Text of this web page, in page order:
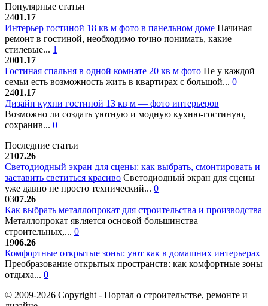
Популярные статьи
2401.17
Интерьер гостиной 18 кв м фото в панельном доме Начиная
ремонт в гостиной, необходимо точно понимать, какие
стилевые... 1
2001.17
Гостиная спальня в одной комнате 20 кв м фото Не у каждой
семьи есть возможность жить в квартирах с большой... 0
2401.17
Дизайн кухни гостиной 13 кв м — фото интерьеров
Возможно ли создать уютную и модную кухню-гостиную,
сохранив... 0
Последние статьи
2107.26
Светодиодный экран для сцены: как выбрать, смонтировать и
заставить светиться красиво Светодиодный экран для сцены
уже давно не просто технический... 0
0307.26
Как выбрать металлопрокат для строительства и производства
Металлопрокат является основой большинства
строительных,... 0
1906.26
Комфортные открытые зоны: уют как в домашних интерьерах
Преобразование открытых пространств: как комфортные зоны
отдыха... 0
© 2009-2026 Copyright - Портал о строительстве, ремонте и